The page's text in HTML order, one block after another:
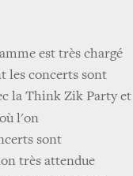
est très chargé
les concerts sont
la Think Zik Party et
l'on
sont
très attendue